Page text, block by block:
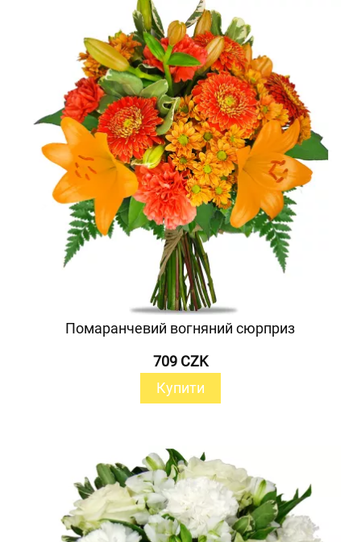
Помаранчевий вогняний сюрприз
709 CZK
Купити